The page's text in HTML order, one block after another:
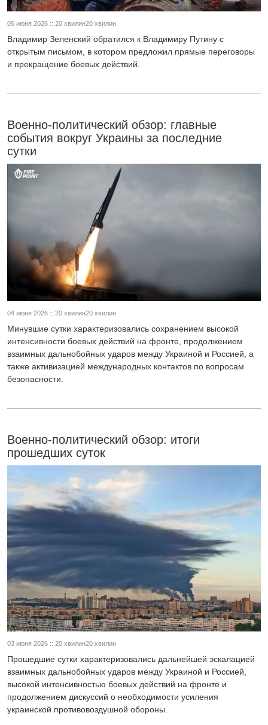
05 июня 2026 :: 20 хвилин20 хвилин
Владимир Зеленский обратился к Владимиру Путину с
открытым письмом, в котором предложил прямые переговоры
и прекращение боевых действий.
Военно-политический обзор: главные
события вокруг Украины за последние
сутки
04 июня 2026 :: 20 хвилин20 хвилин
Минувшие сутки характеризовались сохранением высокой
интенсивности боевых действий на фронте, продолжением
взаимных дальнобойных ударов между Украиной и Россией, а
также активизацией международных контактов по вопросам
безопасности.
Военно-политический обзор: итоги
прошедших суток
03 июня 2026 :: 20 хвилин20 хвилин
Прошедшие сутки характеризовались дальнейшей эскалацией
взаимных дальнобойных ударов между Украиной и Россией,
высокой интенсивностью боевых действий на фронте и
продолжением дискуссий о необходимости усиления
украинской противовоздушной обороны.